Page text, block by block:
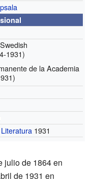
1931)
de la Academia
1931
julio de 1864 en
de 1931 en